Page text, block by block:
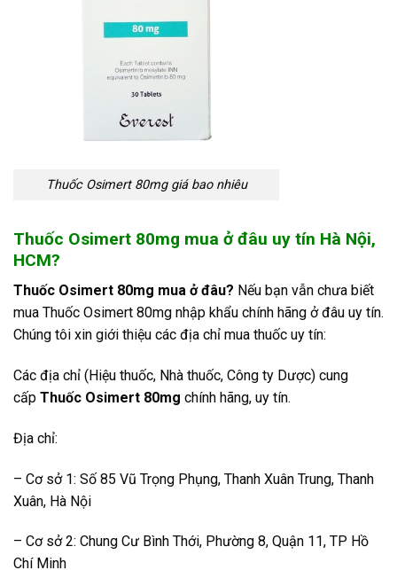
Thuốc Osimert 80mg giá bao nhiêu
Thuốc Osimert 80mg mua ở đâu uy tín Hà Nội,
HCM?
Thuốc Osimert 80mg mua ở đâu? Nếu bạn vẫn chưa biết
mua Thuốc Osimert 80mg nhập khẩu chính hãng ở đâu uy tín.
Chúng tôi xin giới thiệu các địa chỉ mua thuốc uy tín:
Các địa chỉ (Hiệu thuốc, Nhà thuốc, Công ty Dược) cung
cấp Thuốc Osimert 80mg chính hãng, uy tín.
Địa chỉ:
– Cơ sở 1: Số 85 Vũ Trọng Phụng, Thanh Xuân Trung, Thanh
Xuân, Hà Nội
– Cơ sở 2: Chung Cư Bình Thới, Phường 8, Quận 11, TP Hồ
Chí Minh